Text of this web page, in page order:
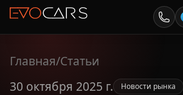
Главная/Статьи
30 октября 2025 г.
Новости рынка